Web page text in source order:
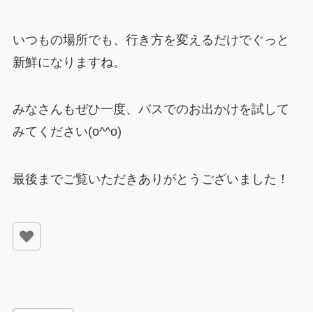
いつもの場所でも、行き方を変えるだけでぐっと
新鮮になりますね。
みなさんもぜひ一度、バスでのお出かけを試して
みてください(o^^o)
最後までご覧いただきありがとうございました！